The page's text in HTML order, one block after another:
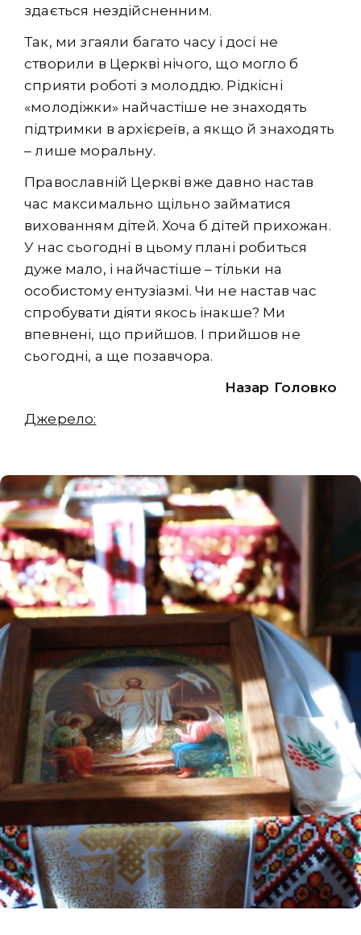
здається нездійсненним.
Так, ми згаяли багато часу і досі не
створили в Церкві нічого, що могло б
сприяти роботі з молоддю. Рідкісні
«молодіжки» найчастіше не знаходять
підтримки в архієреїв, а якщо й знаходять
– лише моральну.
Православній Церкві вже давно настав
час максимально щільно займатися
вихованням дітей. Хоча б дітей прихожан.
У нас сьогодні в цьому плані робиться
дуже мало, і найчастіше – тільки на
особистому ентузіазмі. Чи не настав час
спробувати діяти якось інакше? Ми
впевнені, що прийшов. І прийшов не
сьогодні, а ще позавчора.
Назар Головко
Джерело: